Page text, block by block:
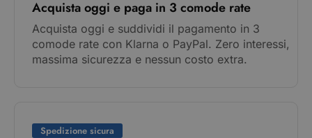
Acquista oggi e paga in 3 comode rate
Acquista oggi e suddividi il pagamento in 3
comode rate con Klarna o PayPal. Zero interessi,
massima sicurezza e nessun costo extra.
Spedizione sicura